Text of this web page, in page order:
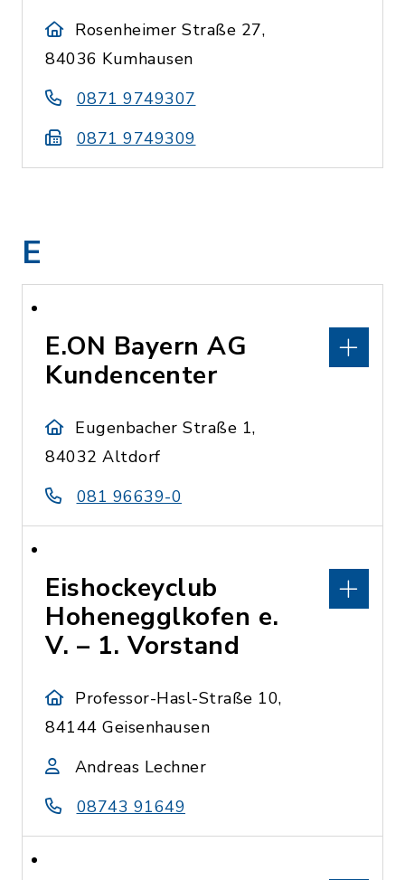
Rosenheimer Straße 27,
84036 Kumhausen
0871 9749307
0871 9749309
E
E.ON Bayern AG
Kundencenter
Eugenbacher Straße 1,
84032 Altdorf
081 96639-0
Eishockeyclub
Hohenegglkofen e.
V. – 1. Vorstand
Professor-Hasl-Straße 10,
84144 Geisenhausen
Andreas Lechner
08743 91649